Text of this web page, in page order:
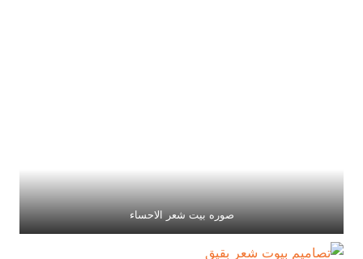
صوره بيت شعر الاحساء